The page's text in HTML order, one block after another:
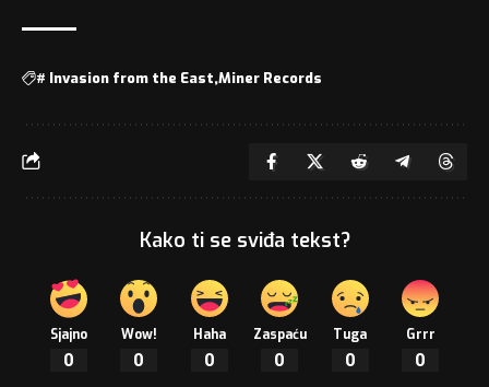
# Invasion from the East Miner Records
Kako ti se sviđa tekst?
Sjajno
0
Wow!
0
Haha
0
Zaspaću
0
Tuga
0
Grrr
0